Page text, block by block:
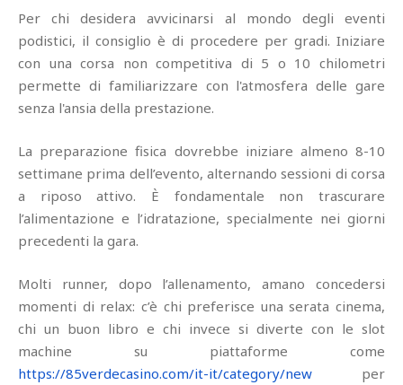
Per chi desidera avvicinarsi al mondo degli eventi
podistici, il consiglio è di procedere per gradi. Iniziare
con una corsa non competitiva di 5 o 10 chilometri
permette di familiarizzare con l'atmosfera delle gare
senza l'ansia della prestazione.
La preparazione fisica dovrebbe iniziare almeno 8-10
settimane prima dell’evento, alternando sessioni di corsa
a riposo attivo. È fondamentale non trascurare
l’alimentazione e l’idratazione, specialmente nei giorni
precedenti la gara.
Molti runner, dopo l’allenamento, amano concedersi
momenti di relax: c’è chi preferisce una serata cinema,
chi un buon libro e chi invece si diverte con le slot
machine su piattaforme come
https://85verdecasino.com/it-it/category/new per